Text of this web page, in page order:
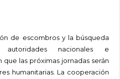
de escombros y la búsqueda
nacionales e
las próximas jornadas serán
humanitarias. La cooperación